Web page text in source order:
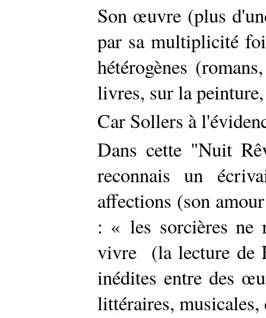
Son œuvre (plus
par sa multiplicité
hétérogènes
livres, sur la
Car Sollers à
Dans cette "Nuit
reconnais un
affections (son
: « les sorcières ne
vivre (la lecture de
inédites entre des
littéraires, musicales,